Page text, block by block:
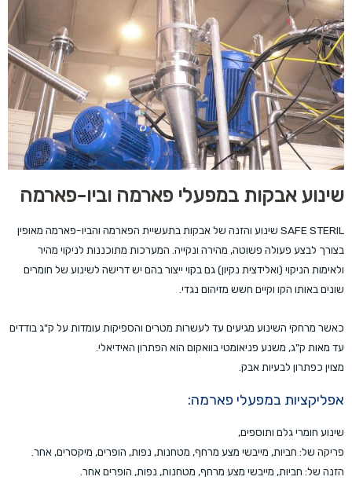
שינוע אבקות במפעלי פארמה וביו-פארמה
SAFE STERIL שינוע והזנה של אבקות בתעשיית הפארמה והביו-פארמה מאופין
בצורך לבצע פעולה פשוטה, מהירה ונקייה. המערכות מתוכננות לניקוי מהיר
ולאימות הניקוי (ואלידצית נקיון) גם בקוי ייצור בהם יש דרישה לשינוע של חומרים
שונים באותו הקו וקיים חשש מזיהום נגדי.
כאשר מרחקי השינוע מגיעים עד לעשרות מטרים והספיקות עומדות על ק"ג בודדים
עד מאות ק"ג, משנע פניאומטי בוואקום הוא הפתרון האידיאלי.
מצוין כפתרון לבעיות אבק.
אפליקציות במפעלי פארמה:
שינוע חומרי גלם ותוספים,
פריקה של: חביות, מייבשי מצע מרחף, מטחנות, נפות, הופרים, מיקסרים, אחר.
הזנה של: חביות, מייבשי מצע מרחף, מטחנות, נפות, הופרים אחר.